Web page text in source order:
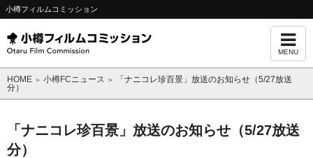
小樽フィルムコミッション
MENU
HOME ＞ 小樽FCニュース ＞
「ナニコレ珍百景」放送のお知らせ（5/27放送
分）
「ナニコレ珍百景」放送のお知らせ（5/27放送
分）